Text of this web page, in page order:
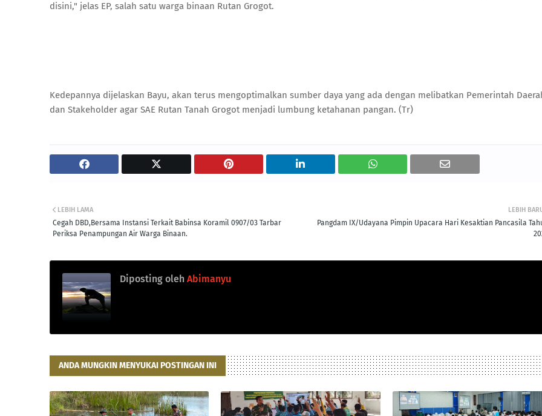
disini," jelas EP, salah satu warga binaan Rutan Grogot.
Kedepannya dijelaskan Bayu, akan terus mengoptimalkan sumber daya yang ada dengan melibatkan Pemerintah
dan Stakeholder agar SAE Rutan Tanah Grogot menjadi lumbung ketahanan pangan. (Tr)
LEBIH
Pangdam IX/Udayana Pimpin Upacara Hari Kesaktian Pancasila
LEBIH LAMA
Cegah DBD,Bersama Instansi Terkait Babinsa Koramil 0907/03 Tarbar
Periksa Penampungan Air Warga Binaan.
Diposting oleh Abimanyu
ANDA MUNGKIN MENYUKAI POSTINGAN INI